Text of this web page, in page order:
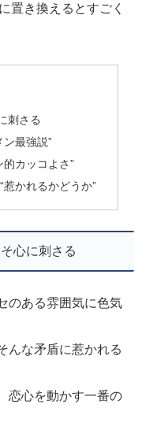
置き換えるとすごく
刺さる
最強説”
カッコよさ”
かれるかどうか”
心に刺さる
のある雰囲気に色気
んな矛盾に惹かれる
恋心を動かす一番の